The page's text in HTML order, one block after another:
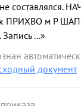
составлялся.
ПРИХВО м Р
...»
документ